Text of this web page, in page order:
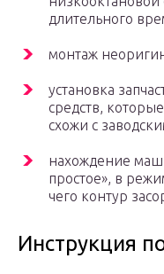
длительного
монтаж
установка
средств,
схожи с
нахождение
простое», в
чего контур
Инструкция